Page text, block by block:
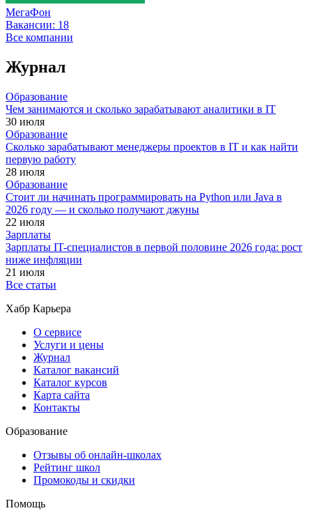
МегаФон
Вакансии: 18
Все компании
Журнал
Образование
Чем занимаются и сколько зарабатывают аналитики в IT
30 июля
Образование
Сколько зарабатывают менеджеры проектов в IT и как найти
первую работу
28 июля
Образование
Стоит ли начинать программировать на Python или Java в
2026 году — и сколько получают джуны
22 июля
Зарплаты
Зарплаты IT-специалистов в первой половине 2026 года: рост
ниже инфляции
21 июля
Все статьи
Хабр Карьера
О сервисе
Услуги и цены
Журнал
Каталог вакансий
Каталог курсов
Карта сайта
Контакты
Образование
Отзывы об онлайн-школах
Рейтинг школ
Промокоды и скидки
Помощь